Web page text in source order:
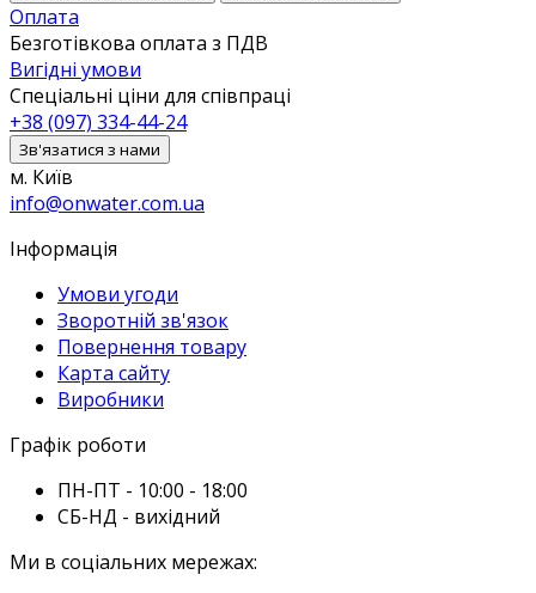
Оплата
Безготівкова оплата з ПДВ
Вигідні умови
Спеціальні ціни для співпраці
+38 (097) 334-44-24
Зв'язатися з нами
м. Київ
info@onwater.com.ua
Інформація
Умови угоди
Зворотній зв'язок
Повернення товару
Карта сайту
Виробники
Графік роботи
ПН-ПТ - 10:00 - 18:00
СБ-НД - вихідний
Ми в соціальних мережах: